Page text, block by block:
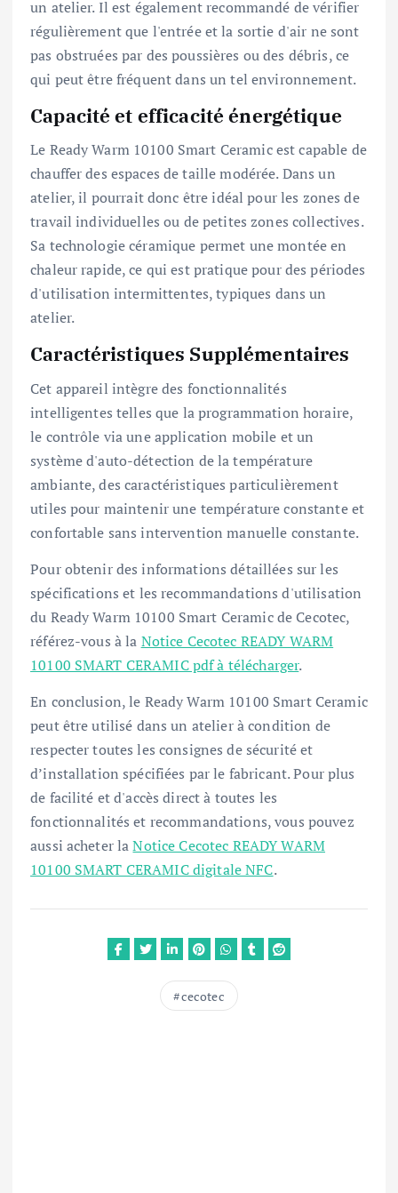
un atelier. Il est également recommandé de vérifier
régulièrement que l'entrée et la sortie d'air ne sont
pas obstruées par des poussières ou des débris, ce
qui peut être fréquent dans un tel environnement.
Capacité et efficacité énergétique
Le Ready Warm 10100 Smart Ceramic est capable de
chauffer des espaces de taille modérée. Dans un
atelier, il pourrait donc être idéal pour les zones de
travail individuelles ou de petites zones collectives.
Sa technologie céramique permet une montée en
chaleur rapide, ce qui est pratique pour des périodes
d'utilisation intermittentes, typiques dans un
atelier.
Caractéristiques Supplémentaires
Cet appareil intègre des fonctionnalités
intelligentes telles que la programmation horaire,
le contrôle via une application mobile et un
système d'auto-détection de la température
ambiante, des caractéristiques particulièrement
utiles pour maintenir une température constante et
confortable sans intervention manuelle constante.
Pour obtenir des informations détaillées sur les
spécifications et les recommandations d'utilisation
du Ready Warm 10100 Smart Ceramic de Cecotec,
référez-vous à la Notice Cecotec READY WARM
10100 SMART CERAMIC pdf à télécharger.
En conclusion, le Ready Warm 10100 Smart Ceramic
peut être utilisé dans un atelier à condition de
respecter toutes les consignes de sécurité et
d’installation spécifiées par le fabricant. Pour plus
de facilité et d'accès direct à toutes les
fonctionnalités et recommandations, vous pouvez
aussi acheter laNotice Cecotec READY WARM
10100 SMART CERAMIC digitale NFC.
cecotec